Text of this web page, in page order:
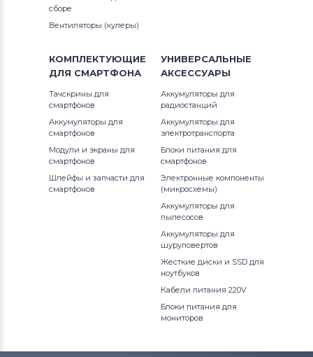
сборе
Вентиляторы (кулеры)
КОМПЛЕКТУЮЩИЕ
ДЛЯ СМАРТФОНА
Тачскрины для
смартфонов
Аккумуляторы для
смартфонов
Модули и экраны для
смартфонов
Шлейфы и запчасти для
смартфонов
УНИВЕРСАЛЬНЫЕ
АКСЕССУАРЫ
Аккумуляторы для
радиостанций
Аккумуляторы для
электротранспорта
Блоки питания для
смартфонов
Электронные компоненты
(микросхемы)
Аккумуляторы для
пылесосов
Аккумуляторы для
шуруповертов
Жесткие диски и SSD для
ноутбуков
Кабели питания 220V
Блоки питания для
мониторов